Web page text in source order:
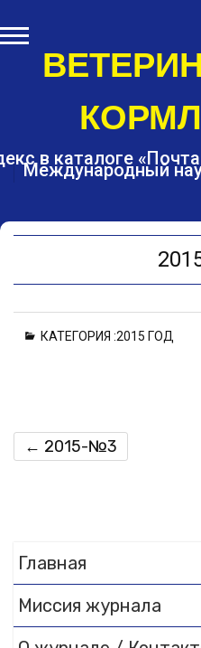
k
i
n
n
Международный
в каталоге
КАТЕГОРИЯ :2015 ГОД
← 2015-№3
Главная
Миссия журнала